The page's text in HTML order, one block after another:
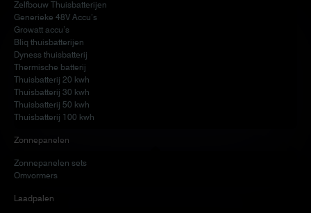
Zelfbouw Thuisbatterijen
Generieke 48V Accu’s
Growatt accu’s
Bliq thuisbatterijen
Dyness thuisbatterij
Thermische batterij
Thuisbatterij 20 kwh
Thuisbatterij 30 kwh
Thuisbatterij 50 kwh
Thuisbatterij 100 kwh
Zonnepanelen
Zonnepanelen sets
Omvormers
Laadpalen